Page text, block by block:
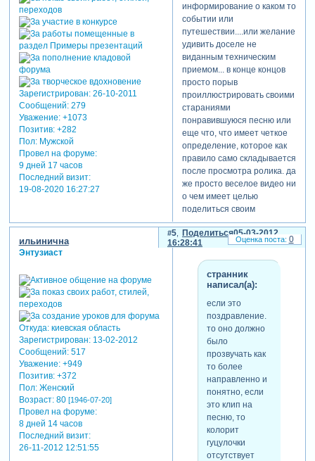
Зарегистрирован: 26-10-2011
Сообщений:279
Уважение: +1073
Позитив: +282
Пол:Мужской
Провел на форуме:
9 дней 17 часов
Последний визит:
19-08-2020 16:27:27
информирование о каком то
событии или
путешествии....или желание
удивить доселе не
виданным техническим
приемом... в конце концов
просто порыв
проиллюстрировать своими
стараниями
понравившуюся песню или
еще что, что имеет четкое
определение, которое как
правило само складывается
после просмотра ролика. да
же просто веселое видео ни
о чем имеет целью
поделиться своим
позитивом с другими. а
здесь вроде нет и
поздравления, хотя оно
заявлено в теме, нет
клиповости, и... ну вот я и
не понял, о чем оно.
покажется обидной, но в
дальнейшем понимаешь
Поделиться
5
05-03-2012
16:28:41
ильинична
Энтузиаст
Откуда:киевская область
Зарегистрирован: 13-02-2012
Сообщений:517
Уважение: +949
Позитив: +372
Пол:Женский
Возраст:80 [1946-07-20]
Провел на форуме:
8 дней 14 часов
Последний визит:
26-11-2012 12:51:55
странник
написал(а):
если это
поздравление.
то оно должно
было
прозвучать как
то более
направленно и
понятно, если
это клип на
песню, то
колорит
гуцулочки
отсутствует
0